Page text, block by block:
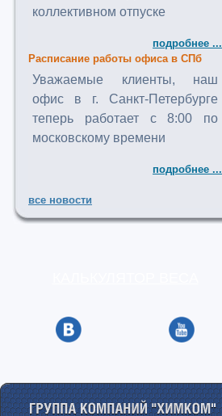
коллективном отпуске
подробнее ...
Расписание работы офиса в СПб
Уважаемые клиенты, наш
офис в г. Санкт-Петербурге
теперь работает с 8:00 по
московскому времени
подробнее ...
все новости